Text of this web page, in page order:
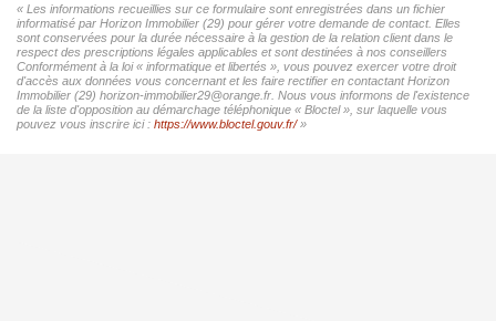
« Les informations recueillies sur ce formulaire sont enregistrées dans un fichier
informatisé par Horizon Immobilier (29) pour gérer votre demande de contact. Elles
sont conservées pour la durée nécessaire à la gestion de la relation client dans le
respect des prescriptions légales applicables et sont destinées à nos conseillers
Conformément à la loi « informatique et libertés », vous pouvez exercer votre droit
d'accès aux données vous concernant et les faire rectifier en contactant Horizon
Immobilier (29) horizon-immobilier29@orange.fr. Nous vous informons de l'existence
de la liste d'opposition au démarchage téléphonique « Bloctel », sur laquelle vous
pouvez vous inscrire ici : https://www.bloctel.gouv.fr/»